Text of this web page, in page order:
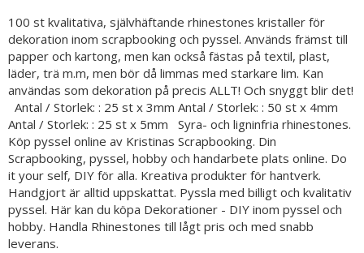
100 st kvalitativa, självhäftande rhinestones kristaller för
dekoration inom scrapbooking och pyssel. Används främst till
papper och kartong, men kan också fästas på textil, plast,
läder, trä m.m, men bör då limmas med starkare lim. Kan
användas som dekoration på precis ALLT! Och snyggt blir det!
Antal / Storlek: : 25 st x 3mm Antal / Storlek: : 50 st x 4mm
Antal / Storlek: : 25 st x 5mm Syra- och ligninfria rhinestones.
Köp pyssel online av Kristinas Scrapbooking. Din
Scrapbooking, pyssel, hobby och handarbete plats online. Do
it your self, DIY för alla. Kreativa produkter för hantverk.
Handgjort är alltid uppskattat. Pyssla med billigt och kvalitativ
pyssel. Här kan du köpa Dekorationer - DIY inom pyssel och
hobby. Handla Rhinestones till lågt pris och med snabb
leverans.